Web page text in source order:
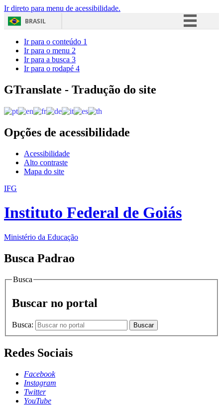
Ir direto para menu de acessibilidade.
BRASIL
Acesso à informação
Ir para o conteúdo 1
Ir para o menu 2
Ir para a busca 3
Ir para o rodapé 4
GTranslate - Tradução do site
Opções de acessibilidade
Acessibilidade
Alto contraste
Mapa do site
IFG
Instituto Federal de Goiás
Ministério da Educação
Busca Padrao
Busca
Buscar no portal
Busca: Buscar
Redes Sociais
Facebook
Instagram
Twitter
YouTube